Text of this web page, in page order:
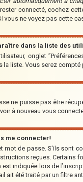
connecté, cochez
vous ne voyez pas cette
dans la liste des
onglet
la liste. Vous serez
ne puisse pas être
à nouveau vous
me connecter!
mot de passe. S’ils sont
reçues.
indiquée lors de
ait été traité par un filtre